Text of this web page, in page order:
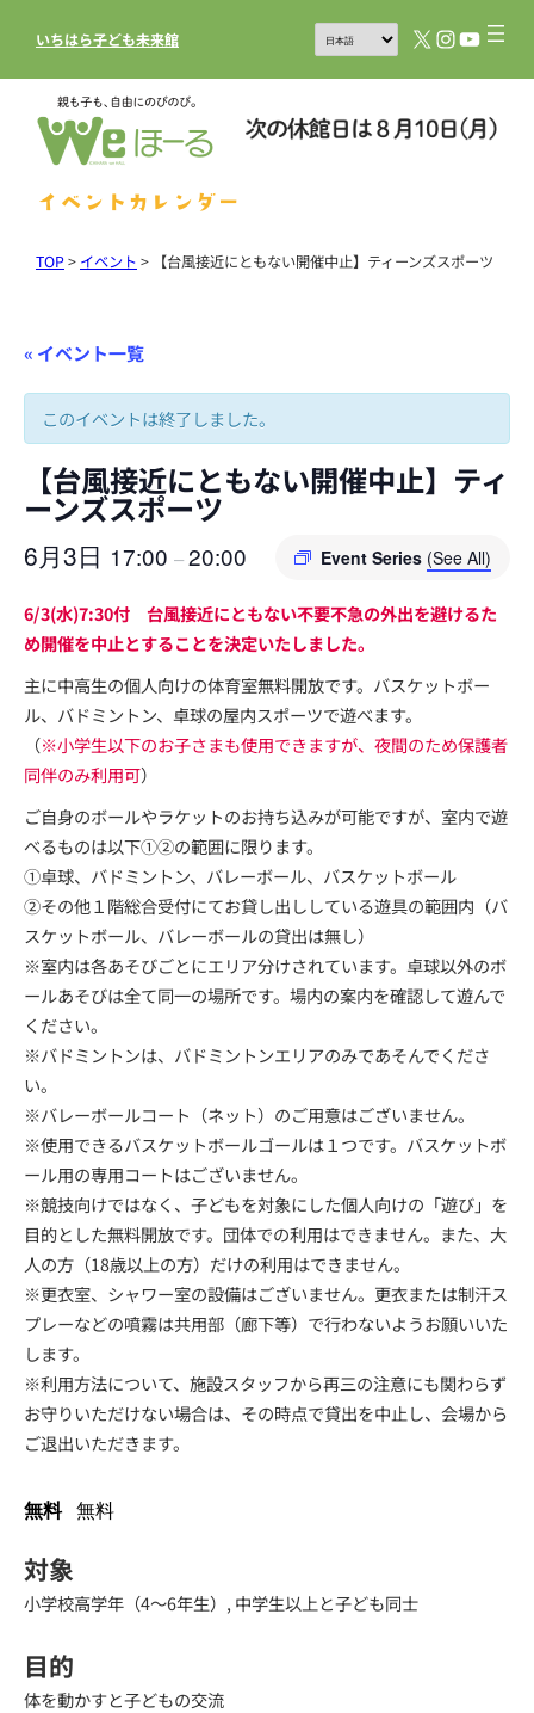
いちはら子ども未来館 X Instagram
YouTube
イベントカレンダー
TOP> イベント > 【台風接近にともない開催中止】ティーンズスポーツ
« イベント一覧
このイベントは終了しました。
【台風接近にともない開催中止】ティ
ーンズスポーツ
Event Series (See All)
6月3日 17:00 –20:00
6/3(水)7:30付 台風接近にともない不要不急の外出を避けるた
め開催を中止とすることを決定いたしました。
主に中高生の個人向けの体育室無料開放です。バスケットボー
ル、バドミントン、卓球の屋内スポーツで遊べます。
（※小学生以下のお子さまも使用できますが、夜間のため保護者
同伴のみ利用可）
ご自身のボールやラケットのお持ち込みが可能ですが、室内で遊
べるものは以下①②の範囲に限ります。
①卓球、バドミントン、バレーボール、バスケットボール
②その他１階総合受付にてお貸し出ししている遊具の範囲内（バ
スケットボール、バレーボールの貸出は無し）
※室内は各あそびごとにエリア分けされています。卓球以外のボ
ールあそびは全て同一の場所です。場内の案内を確認して遊んで
ください。
※バドミントンは、バドミントンエリアのみであそんでくださ
い。
※バレーボールコート（ネット）のご用意はございません。
※使用できるバスケットボールゴールは１つです。バスケットボ
ール用の専用コートはございません。
※競技向けではなく、子どもを対象にした個人向けの「遊び」を
目的とした無料開放です。団体での利用はできません。また、大
人の方（18歳以上の方）だけの利用はできません。
※更衣室、シャワー室の設備はございません。更衣または制汗ス
プレーなどの噴霧は共用部（廊下等）で行わないようお願いいた
します。
※利用方法について、施設スタッフから再三の注意にも関わらず
お守りいただけない場合は、その時点で貸出を中止し、会場から
ご退出いただきます。
無料 無料
対象
小学校高学年（4～6年生）, 中学生以上と子ども同士
目的
体を動かすと子どもの交流